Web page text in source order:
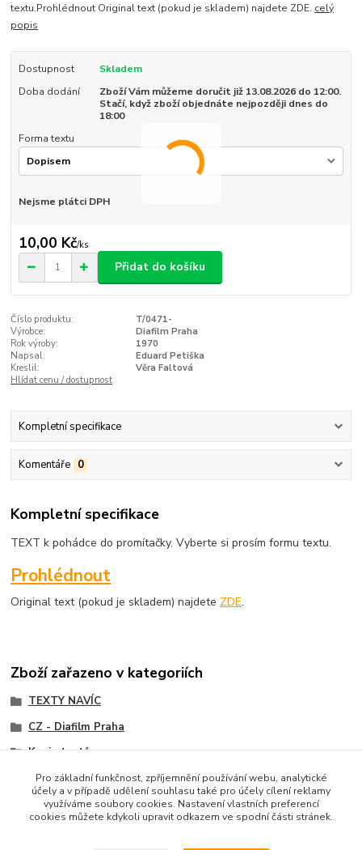
textu.Prohlédnout Original text (pokud je skladem) najdete ZDE. celý
popis
Dostupnost
Skladem
Doba dodání
Zboží Vám můžeme doručit již 13.08.2026 do 12:00.
Stačí, když zboží objednáte nejpozději dnes do
18:00
Forma textu
Nejsme plátci DPH
10,00 Kč/ks
Přidat do košíku
Číslo produktu:
T/0471-
Výrobce:
Diafilm Praha
Rok výroby:
1970
Napsal:
Eduard Petiška
Kreslil:
Věra Faltová
Hlídat cenu / dostupnost
Kompletní specifikace
Komentáře 0
Kompletní specifikace
TEXT k pohádce do promítačky. Vyberte si prosím formu textu.
Prohlédnout
Original text (pokud je skladem) najdete ZDE.
Zboží zařazeno v kategoriích
TEXTY NAVÍC
CZ - Diafilm Praha
Kopie textů
Pro základní funkčnost, zpříjemnění používání webu, analytické
účely a v případě udělení souhlasu také pro účely cílení reklamy
využíváme soubory cookies. Nastavení vlastních preferencí
cookies můžete kdykoli upravit odkazem ve spodní části stránek.